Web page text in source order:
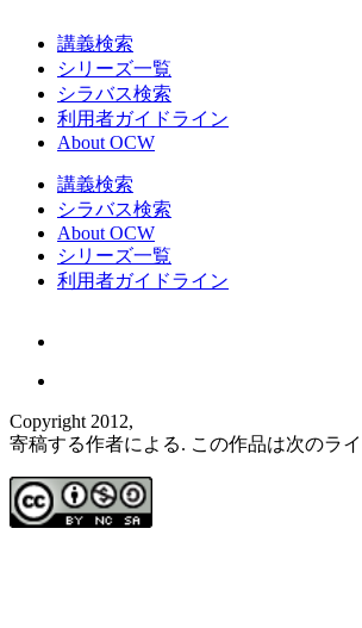
講義検索
シリーズ一覧
シラバス検索
利用者ガイドライン
About OCW
講義検索
シラバス検索
About OCW
シリーズ一覧
利用者ガイドライン
Copyright 2012,
寄稿する作者による. この作品は次のラ